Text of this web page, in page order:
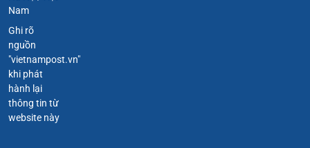
Nam
Ghi rõ
nguồn
"vietnampost.vn"
khi phát
hành lại
thông tin từ
website này